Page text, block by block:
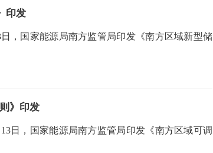
印发
，国家能源局南方监管局印发《南方区域新型储
》印发
日，国家能源局南方监管局印发《南方区域可调